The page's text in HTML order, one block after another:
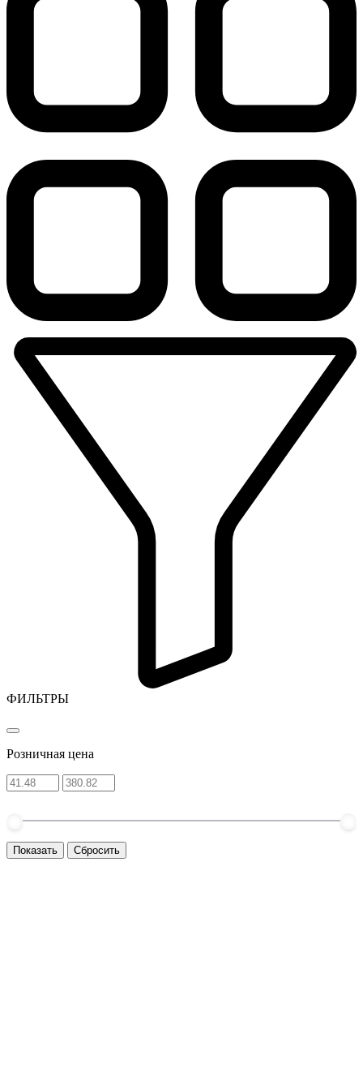
ФИЛЬТРЫ
Розничная цена